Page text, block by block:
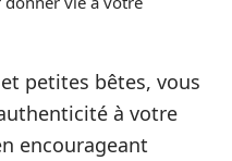
et petites bêtes, vous
à votre
encourageant